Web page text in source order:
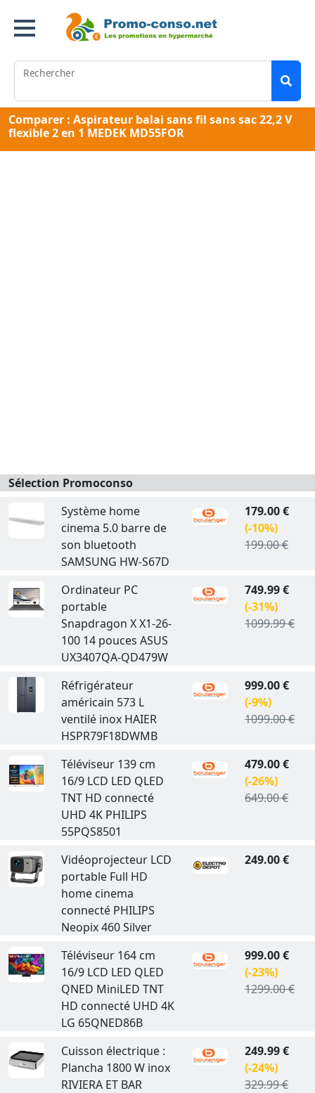
Rechercher
Comparer : Aspirateur balai sans fil sans sac 22,2 V
flexible 2 en 1 MEDEK MD55FOR
Sélection Promoconso
Système home
cinema 5.0 barre de
son bluetooth
SAMSUNG HW-S67D
179.00 €
(-10%)
199.00 €
Ordinateur PC
portable
Snapdragon X X1-26-
100 14 pouces ASUS
UX3407QA-QD479W
749.99 €
(-31%)
1099.99 €
Réfrigérateur
américain 573 L
ventilé inox HAIER
HSPR79F18DWMB
999.00 €
(-9%)
1099.00 €
Téléviseur 139 cm
16/9 LCD LED QLED
TNT HD connecté
UHD 4K PHILIPS
55PQS8501
479.00 €
(-26%)
649.00 €
Vidéoprojecteur LCD
portable Full HD
home cinema
connecté PHILIPS
Neopix 460 Silver
249.00 €
Téléviseur 164 cm
16/9 LCD LED QLED
QNED MiniLED TNT
HD connecté UHD 4K
LG 65QNED86B
999.00 €
(-23%)
1299.00 €
Cuisson électrique :
Plancha 1800 W inox
RIVIERA ET BAR
249.99 €
(-24%)
329.99 €